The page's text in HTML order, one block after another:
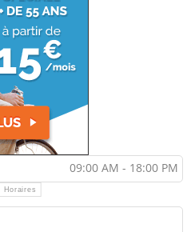
09:00 AM - 18:00 PM
Horaires